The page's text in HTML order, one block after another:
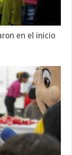
en el inicio